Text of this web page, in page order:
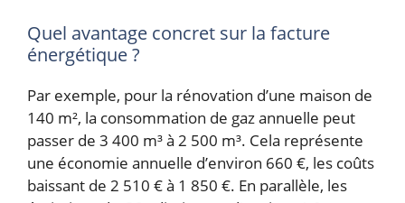
Quel avantage concret sur la facture
énergétique ?
Par exemple, pour la rénovation d’une maison de
140 m², la consommation de gaz annuelle peut
passer de 3 400 m³ à 2 500 m³. Cela représente
une économie annuelle d’environ 660 €, les coûts
baissant de 2 510 € à 1 850 €. En parallèle, les